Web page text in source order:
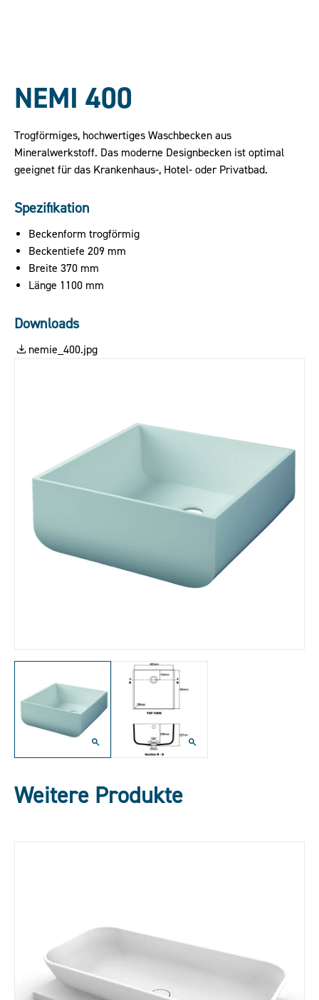
NEMI 400
Trogförmiges, hochwertiges Waschbecken aus
Mineralwerkstoff. Das moderne Designbecken ist optimal
geeignet für das Krankenhaus-, Hotel- oder Privatbad.
Spezifikation
Beckenform trogförmig
Beckentiefe 209 mm
Breite 370 mm
Länge 1100 mm
Downloads
nemie_400.jpg
Weitere Produkte